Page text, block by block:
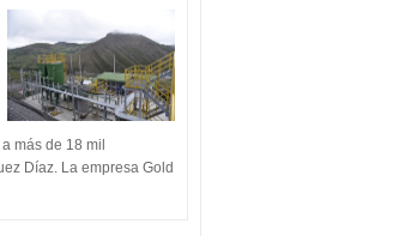
más de 18 mil
Díaz. La empresa Gold